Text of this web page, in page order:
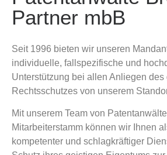
Partner mbB
Seit 1996 bieten wir unseren
individuelle, fallspezifische und
Unterstützung bei allen Anliegen
Rechtsschutzes von unserem
Mit unserem Team von
Mitarbeiterstamm können wir Ihnen
kompetenter und schlagkräftiger